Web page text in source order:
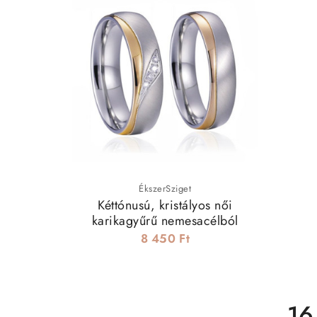
ÉkszerSziget
Kéttónusú, kristályos női
karikagyűrű nemesacélból
8 450 Ft